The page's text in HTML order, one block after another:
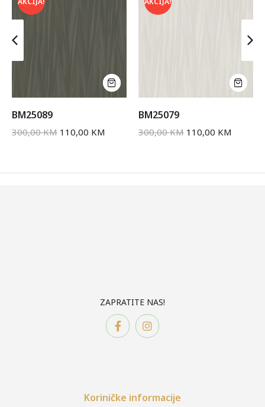
BM25089
300,00KM 110,00 KM
BM25079
300,00KM 110,00 KM
ZAPRATITE NAS!
Koriničke informacije